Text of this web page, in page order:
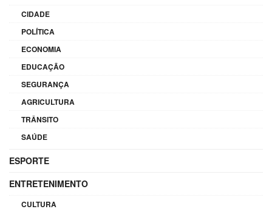
CIDADE
POLÍTICA
ECONOMIA
EDUCAÇÃO
SEGURANÇA
AGRICULTURA
TRÂNSITO
SAÚDE
ESPORTE
ENTRETENIMENTO
CULTURA